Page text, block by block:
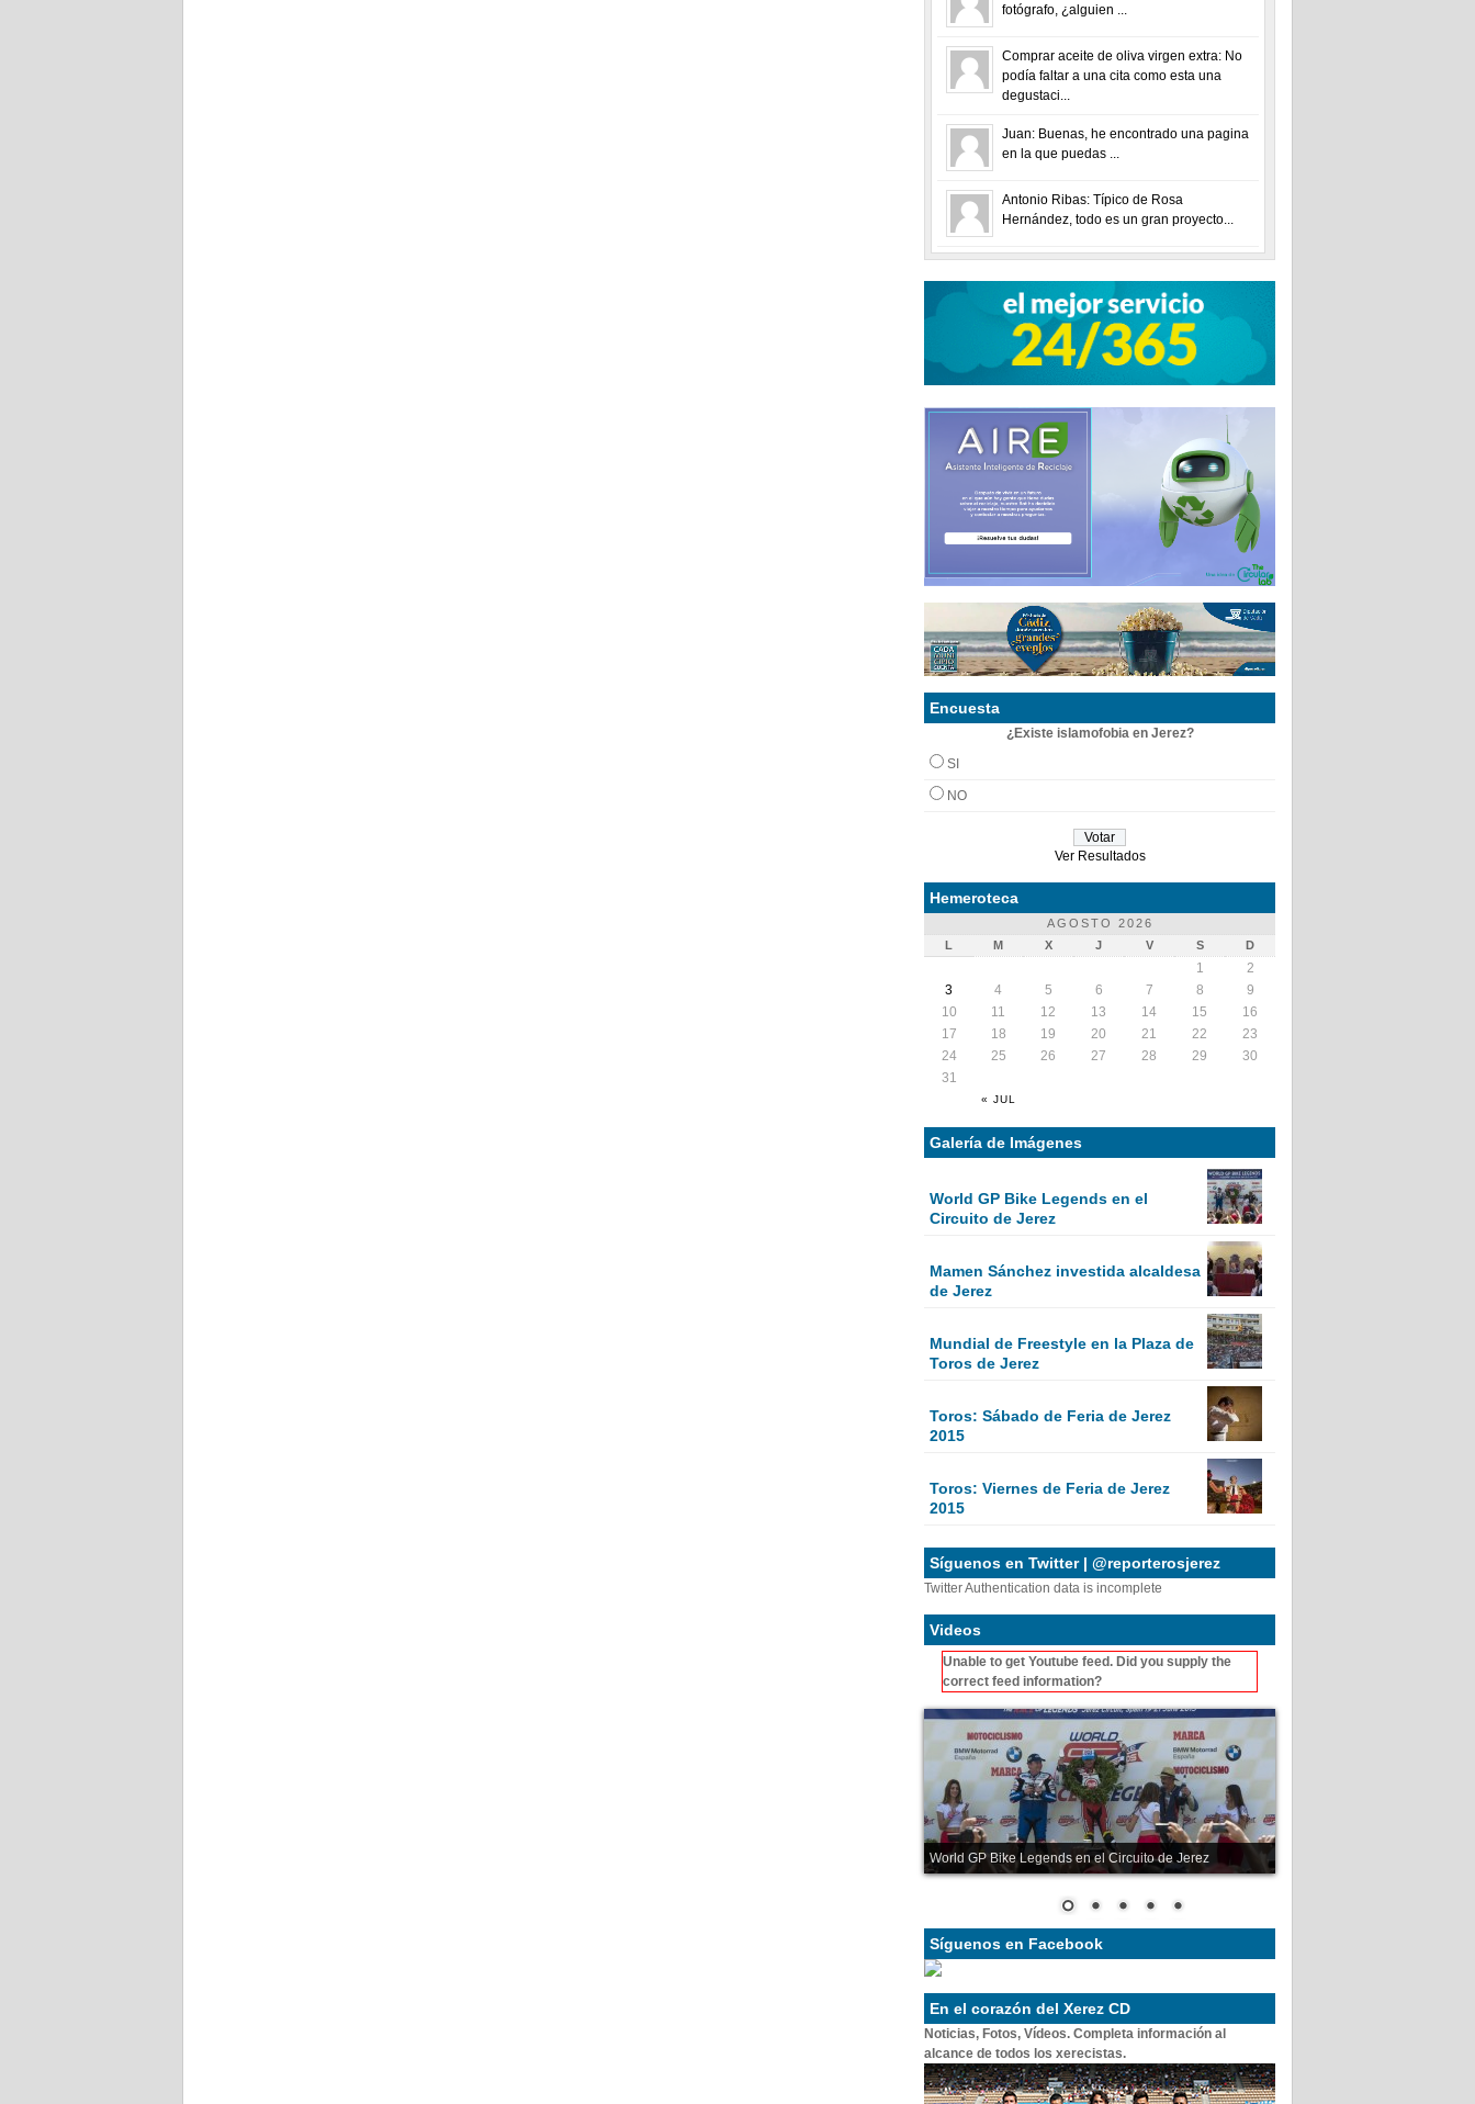
fotógrafo, ¿alguien ...
Comprar aceite de oliva virgen extra: No
podía faltar a una cita como esta una
degustaci...
Juan: Buenas, he encontrado una pagina
en la que puedas ...
Antonio Ribas: Típico de Rosa
Hernández, todo es un gran proyecto...
Encuesta
¿Existe islamofobia en Jerez?
SI
NO
Ver Resultados
Hemeroteca
AGOSTO 2026
L
M X J V S D
« JUL
1
2
3
4 5 6 7 8
9
10
11 12 13 14 15
16
17
18 19 20 21 22
23
24
25 26 27 28 29
30
31
Galería de Imágenes
World GP Bike Legends en el
Circuito de Jerez
Mamen Sánchez investida alcaldesa
de Jerez
Mundial de Freestyle en la Plaza de
Toros de Jerez
Toros: Sábado de Feria de Jerez
2015
Toros: Viernes de Feria de Jerez
2015
Síguenos en Twitter | @reporterosjerez
Twitter Authentication data is incomplete
Videos
Unable to get Youtube feed. Did you supply the
correct feed information?
World GP Bike Legends en el Circuito de Jerez
Síguenos en Facebook
En el corazón del Xerez CD
Noticias, Fotos, Vídeos. Completa información al
alcance de todos los xerecistas.